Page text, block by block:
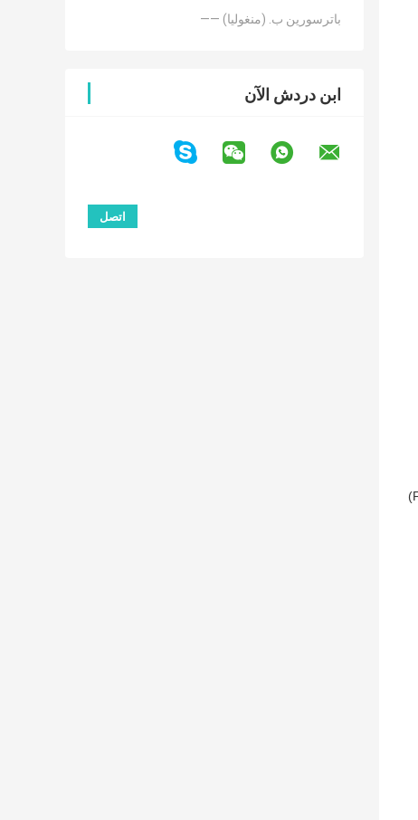
—— باترسورين ب. (منغوليا)
ابن دردش الآن
تطبيق شائع في معظم الصناعات يتطلب إمكانية الوصول الفوري لجميع المنصات من مراكز توزيع السلع الاستهلاكية سريعة الحركة (FMCG)